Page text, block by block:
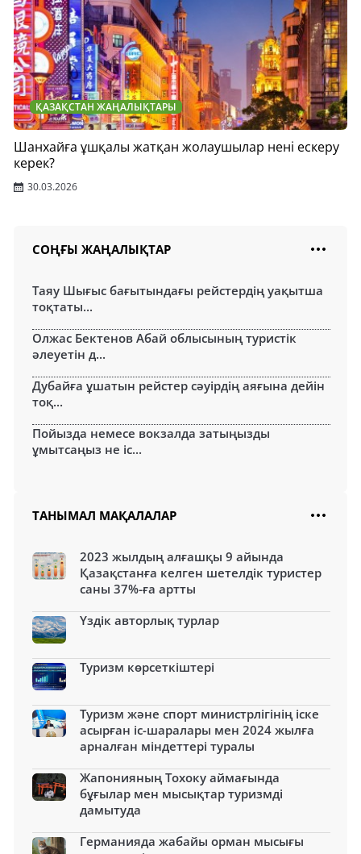
ҚАЗАҚСТАН ЖАҢАЛЫҚТАРЫ
Шанхайға ұшқалы жатқан жолаушылар нені ескеру
керек?
30.03.2026
СОҢҒЫ ЖАҢАЛЫҚТАР
Таяу Шығыс бағытындағы рейстердің уақытша
тоқтаты...
Олжас Бектенов Абай облысының туристік
әлеуетін д...
Дубайға ұшатын рейстер сәуірдің аяғына дейін
тоқ...
Пойызда немесе вокзалда затыңызды
ұмытсаңыз не іс...
ТАНЫМАЛ МАҚАЛАЛАР
2023 жылдың алғашқы 9 айында
Қазақстанға келген шетелдік туристер
саны 37%-ға артты
Үздік авторлық турлар
Туризм көрсеткіштері
Туризм және спорт министрлігінің іске
асырған іс-шаралары мен 2024 жылға
арналған міндеттері туралы
Жапонияның Тохоку аймағында
бұғылар мен мысықтар туризмді
дамытуда
Германияда жабайы орман мысығы